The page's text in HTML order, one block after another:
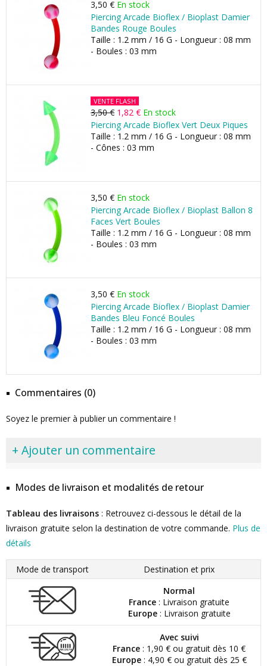
3,50 € En stock
Piercing Arcade Bioflex / Bioplast Damier
Bandes Rouge Boules
Taille : 1.2 mm / 16 G - Longueur : 08 mm
- Boules : 03 mm
VENTE FLASH
3,50 € 1,82 € En stock
Piercing Arcade Bioflex Vert Deux Piques
Taille : 1.2 mm / 16 G - Longueur : 08 mm
- Cônes : 03 mm
3,50 € En stock
Piercing Arcade Bioflex / Bioplast Ballon 8
Faces Vert Boules
Taille : 1.2 mm / 16 G - Longueur : 08 mm
- Boules : 03 mm
3,50 € En stock
Piercing Arcade Bioflex / Bioplast Damier
Bandes Bleu Foncé Boules
Taille : 1.2 mm / 16 G - Longueur : 08 mm
- Boules : 03 mm
Commentaires (0)
Soyez le premier à publier un commentaire !
+ Ajouter un commentaire
Modes de livraison et modalités de retour
Tableau des livraisons : Retrouvez ci-dessous le détail de la
livraison gratuite selon la destination de votre commande. Plus de
détails
Mode de transport
Destination et prix
Normal
France : Livraison gratuite
Europe: Livraison gratuite
Avec suivi
France : 1,90 € ou gratuit dès 10 €
Europe: 4,90 € ou gratuit dès 25 €